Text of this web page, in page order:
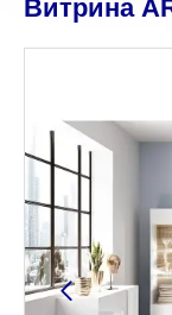
Витрина